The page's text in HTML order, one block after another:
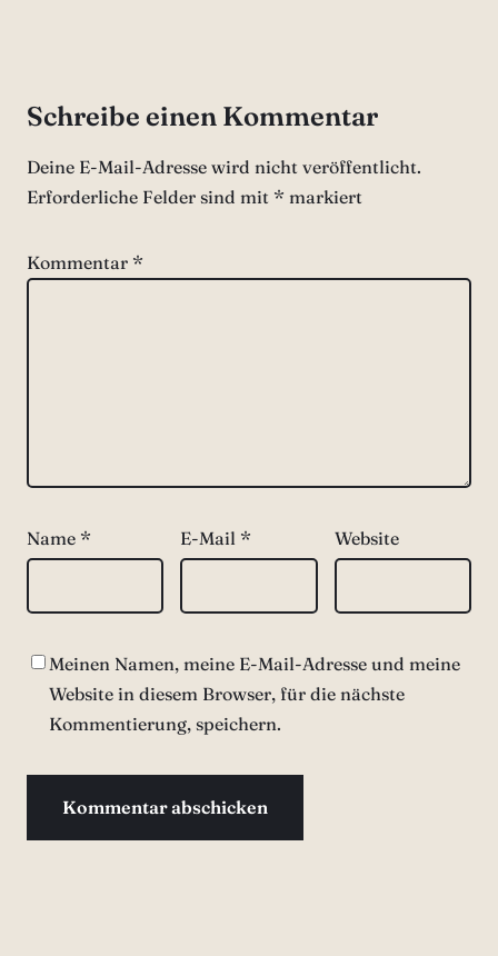
Schreibe einen Kommentar
Deine E-Mail-Adresse wird nicht veröffentlicht.
Erforderliche Felder sind mit * markiert
Kommentar *
Name * E-Mail * Website
Meinen Namen, meine E-Mail-Adresse und meine
Website in diesem Browser, für die nächste
Kommentierung, speichern.